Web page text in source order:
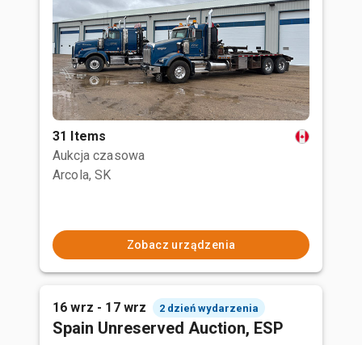
31 Items
Aukcja czasowa
Arcola, SK
Zobacz urządzenia
16 wrz - 17 wrz 2 dzień wydarzenia
Spain Unreserved Auction, ESP